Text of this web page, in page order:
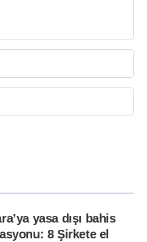
yasa dışı bahis
8 Şirkete el